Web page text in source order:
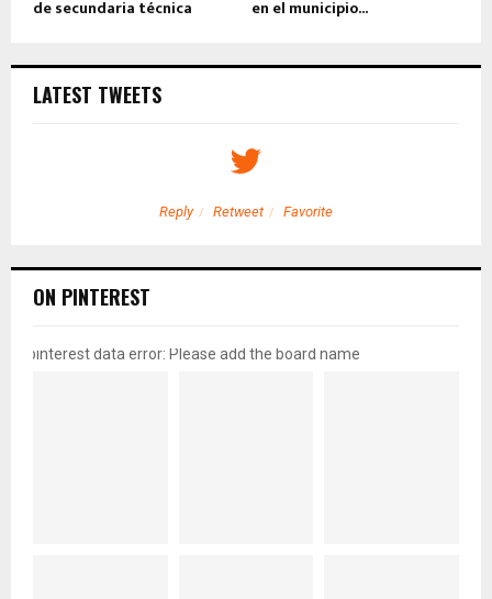
de secundaria técnica en el municipio...
LATEST TWEETS
Reply Retweet Favorite
ON PINTEREST
pinterest data error: Please add the board name